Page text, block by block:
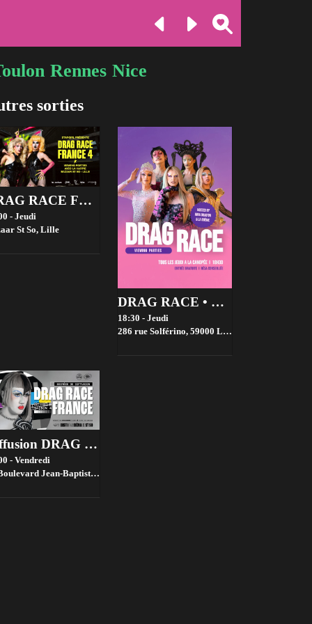
Rennes Nice
sorties
DRAG RACE FRANCE 4 VIEWING PARTIES - BAZAAR ST SO, LILLE
- Jeudi
St So, Lille
DRAG RACE • VIEWING PARTIES • GRATUIT
18:30 - Jeudi
286 rue Solférino, 59000 Lille, France,
Diffusion DRAG RACE FRANCE saison 4 @ Bistrot ST SO by la House of Jambon Beurre
- Vendredi
Jean-Baptiste Lebas, 59000 Lille, France,